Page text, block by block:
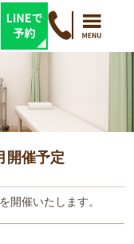
開催予定
開催いたします。